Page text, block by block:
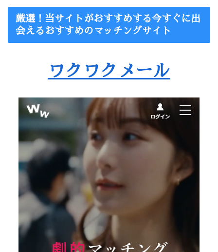
厳選！当サイトがおすすめする今すぐに出
会えるおすすめのマッチングサイト
ワクワクメール